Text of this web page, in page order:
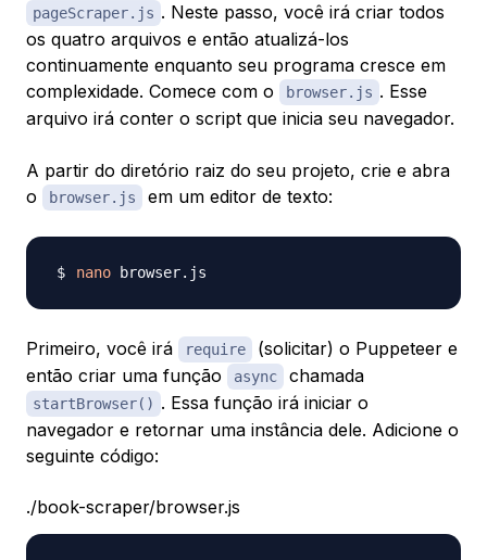
pageScraper.js . Neste passo, você irá criar todos
os quatro arquivos e então atualizá-los
continuamente enquanto seu programa cresce em
complexidade. Comece com o
browser.js . Esse
arquivo irá conter o script que inicia seu navegador.
A partir do diretório raiz do seu projeto, crie e abra
o
browser.js em um editor de texto:
nano
Primeiro, você irá require
(solicitar) o Puppeteer e
então criar uma função
async chamada
startBrowser() . Essa função irá iniciar o
navegador e retornar uma instância dele. Adicione o
seguinte código:
./book-scraper/browser.js